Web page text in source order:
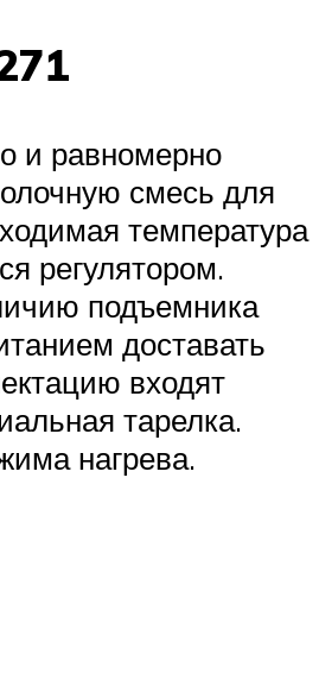
и равномерно
смесь для
температура
регулятором.
подъемника
доставать
входят
тарелка.
нагрева.